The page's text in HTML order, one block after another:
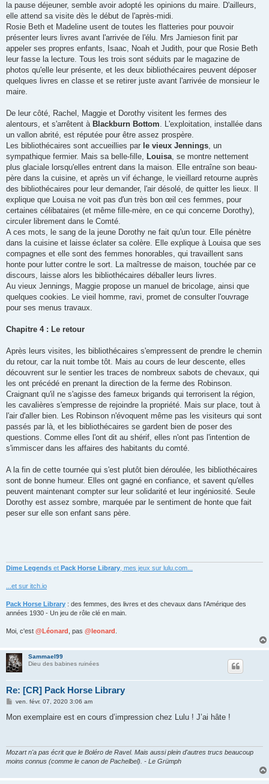
la pause déjeuner, semble avoir adopté les opinions du maire. D'ailleurs,
elle attend sa visite dès le début de l'après-midi.
Rosie Beth et Madeline usent de toutes les flatteries pour pouvoir
présenter leurs livres avant l'arrivée de l'élu. Mrs Jamieson finit par
appeler ses propres enfants, Isaac, Noah et Judith, pour que Rosie Beth
leur fasse la lecture. Tous les trois sont séduits par le magazine de
photos qu'elle leur présente, et les deux bibliothécaires peuvent déposer
quelques livres en classe et se retirer juste avant l'arrivée de monsieur le
maire.
De leur côté, Rachel, Maggie et Dorothy visitent les fermes des
alentours, et s'arrêtent à Blackburn Bottom. L'exploitation, installée dans
un vallon abrité, est réputée pour être assez prospère.
Les bibliothécaires sont accueillies par le vieux Jennings, un
sympathique fermier. Mais sa belle-fille, Louisa, se montre nettement
plus glaciale lorsqu'elles entrent dans la maison. Elle entraîne son beau-
père dans la cuisine, et après un vif échange, le vieillard retourne auprès
des bibliothécaires pour leur demander, l'air désolé, de quitter les lieux. Il
explique que Louisa ne voit pas d'un très bon œil ces femmes, pour
certaines célibataires (et même fille-mère, en ce qui concerne Dorothy),
circuler librement dans le Comté.
A ces mots, le sang de la jeune Dorothy ne fait qu'un tour. Elle pénètre
dans la cuisine et laisse éclater sa colère. Elle explique à Louisa que ses
compagnes et elle sont des femmes honorables, qui travaillent sans
honte pour lutter contre le sort. La maîtresse de maison, touchée par ce
discours, laisse alors les bibliothécaires déballer leurs livres.
Au vieux Jennings, Maggie propose un manuel de bricolage, ainsi que
quelques cookies. Le vieil homme, ravi, promet de consulter l'ouvrage
pour ses menus travaux.
Chapitre 4 : Le retour
Après leurs visites, les bibliothécaires s'empressent de prendre le chemin
du retour, car la nuit tombe tôt. Mais au cours de leur descente, elles
découvrent sur le sentier les traces de nombreux sabots de chevaux, qui
les ont précédé en prenant la direction de la ferme des Robinson.
Craignant qu'il ne s'agisse des fameux brigands qui terrorisent la région,
les cavalières s'empresse de rejoindre la propriété. Mais sur place, tout à
l'air d'aller bien. Les Robinson n'évoquent même pas les visiteurs qui sont
passés par là, et les bibliothécaires se gardent bien de poser des
questions. Comme elles l'ont dit au shérif, elles n'ont pas l'intention de
s'immiscer dans les affaires des habitants du comté.
A la fin de cette tournée qui s'est plutôt bien déroulée, les bibliothécaires
sont de bonne humeur. Elles ont gagné en confiance, et savent qu'elles
peuvent maintenant compter sur leur solidarité et leur ingéniosité. Seule
Dorothy est assez sombre, marquée par le sentiment de honte que fait
peser sur elle son enfant sans père.
Dime Legends et Pack Horse Library , mes jeux sur lulu.com...
...et sur itch.io
Pack Horse Library : des femmes, des livres et des chevaux dans l'Amérique des
années 1930 - Un jeu de rôle clé en main.
Moi, c'est @Léonard , pas @leonard
Sammael99
Dieu des babines ruinées
Re: [CR] Pack Horse Library
M
s
ven. févr. 07, 2020 3:06 am
Mon exemplaire est en cours d’impression chez Lulu ! J’ai hâte !
Mozart n'a pas écrit que le Boléro de Ravel. Mais aussi plein d'autres trucs beaucoup
moins connus (comme le canon de Pachelbel). - Le Grümph